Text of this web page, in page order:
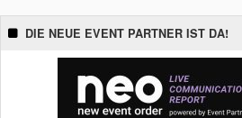
DIE NEUE EVENT PARTNER IST DA!